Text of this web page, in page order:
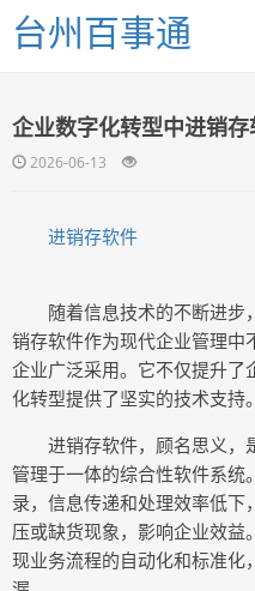
台州百事通
企业数字化转型中进销
2026-06-13
进销存软件
随着信息技术的不断进步
销存软件作为现代企业管理中
企业广泛采用。它不仅提升了
化转型提供了坚实的技术支持。
进销存软件，顾名思义，
管理于一体的综合性软件系统
录，信息传递和处理效率低下
压或缺货现象，影响企业效益
现业务流程的自动化和标准化